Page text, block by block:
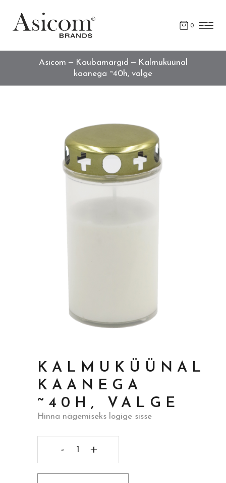
0
Asicom Kaubamärgid
Kalmuküünal
kaanega ~40h, valge
KALMUKÜÜNAL
KAANEGA
~40H, VALGE
Hinna nägemiseks logige sisse